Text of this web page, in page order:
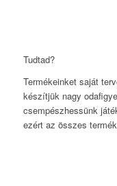
Tudtad?
Termékeinket saját
készítjük nagy
csempészhessünk
ezért az összes